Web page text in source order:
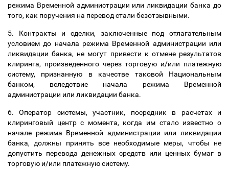
режима Временной администрации или ликвидации банка до
того, как поручения на перевод стали безотзывными.
5. Контракты и сделки, заключенные под отлагательным
условием до начала режима Временной администрации или
ликвидации банка, не могут привести к отмене результатов
клиринга, произведенного через торговую и/или платежную
систему, признанную в качестве таковой Национальным
банком, вследствие начала режима Временной
администрации или ликвидации банка.
6. Оператор системы, участник, посредник в расчетах и
клиринговый центр с момента, когда им стало известно о
начале режима Временной администрации или ликвидации
банка, должны принять все необходимые меры, чтобы не
допустить перевода денежных средств или ценных бумаг в
торговую и/или платежную систему.